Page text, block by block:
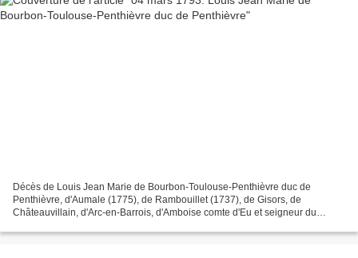
Décès de Louis Jean Marie de Bourbon-Toulouse-Penthièvre duc de
Penthièvre, d'Aumale (1775), de Rambouillet (1737), de Gisors, de
Châteauvillain, d'Arc-en-Barrois, d'Amboise comte d'Eu et seigneur du